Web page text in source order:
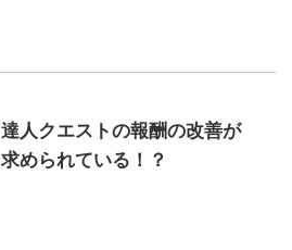
達人クエストの報酬の改善が
求められている！？